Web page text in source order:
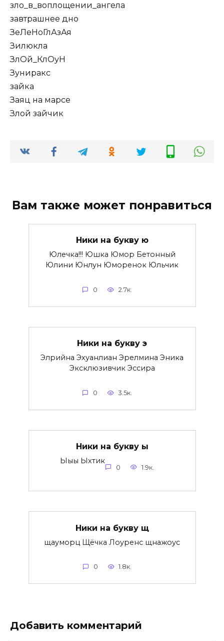
зло_в_воплощении_ангела
завтрашнее дно
ЗеЛеНоГлАзАя
Зилюкла
ЗлОй_КлОуН
Зуниракс
зайка
Заяц на марсе
Злой зайчик
Вам также может понравиться
Ники на букву ю
Юлечка!!! Юшка Юмор Бетонный
Юлини Юнлун Юмоpенок Юльчик
0 2.7к.
Ники на букву э
Элрийна Эхуанлиан Эрелмина Эника
Эксклюзивчик Эссира
0 3.5к.
Ники на букву ы
Ыыы Ыхтик
0 1.9к.
Ники на букву щ
щауморц Щёчка Лоуренс щнажоус
0 1.8к.
Добавить комментарий